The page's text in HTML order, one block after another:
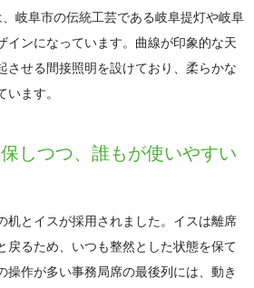
岐阜市の伝統工芸である岐阜提灯や岐阜
インになっています。曲線が印象的な天
させる間接照明を設けており、柔らかな
います。
しつつ、誰もが使いやすい
机とイスが採用されました。イスは離席
戻るため、いつも整然とした状態を保て
操作が多い事務局席の最後列には、動き